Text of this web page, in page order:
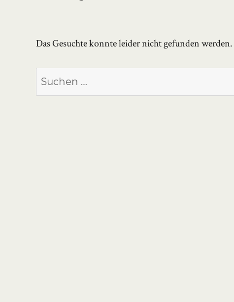
Das Gesuchte konnte leider nicht gefunden
Suchen
nach: